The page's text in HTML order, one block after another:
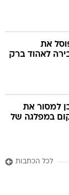
את
לאהוד ברק
למסור את
במפלגה של
לכל הכתבות